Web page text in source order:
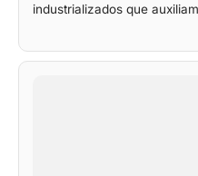
industrializados que